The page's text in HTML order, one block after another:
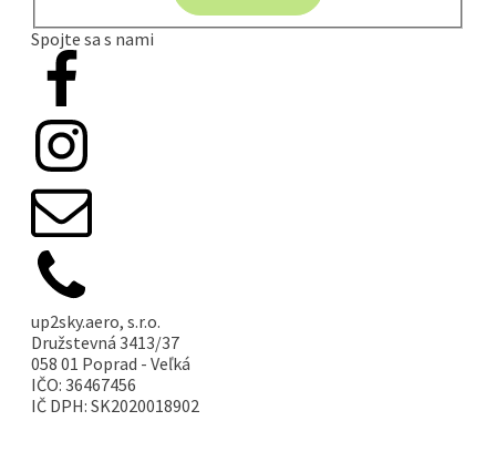
Spojte sa s nami
up2sky.aero, s.r.o.
Družstevná 3413/37
058 01 Poprad - Veľká
IČO: 36467456
IČ DPH: SK2020018902